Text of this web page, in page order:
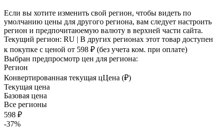
Если вы хотите изменить свой регион, чтобы видеть по
умолчанию цены для другого региона, вам следует настроить
регион и предпочитаюемую валюту в верхней части сайта.
Текущий регион: RU | В других регионах этот товар доступен
к покупке с ценой от 598 ₽ (без учета ком. при оплате)
Выбран предпросмотр цен для региона:
Регион
Конвертированная текущая цЦена (₽)
Текущая цена
Базовая цена
Все регионы
598 ₽
-37%